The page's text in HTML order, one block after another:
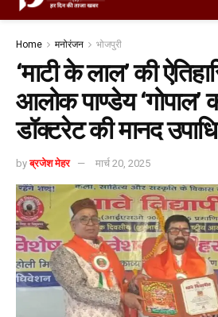
Home मनोरंजन भोजपुरी
‘माटी के लाल’ की
आलोक पाण्डेय ‘गोपाल’
डॉक्टरेट की मानद उपाधि
by ब्रजेश मेहर मार्च 20, 2025